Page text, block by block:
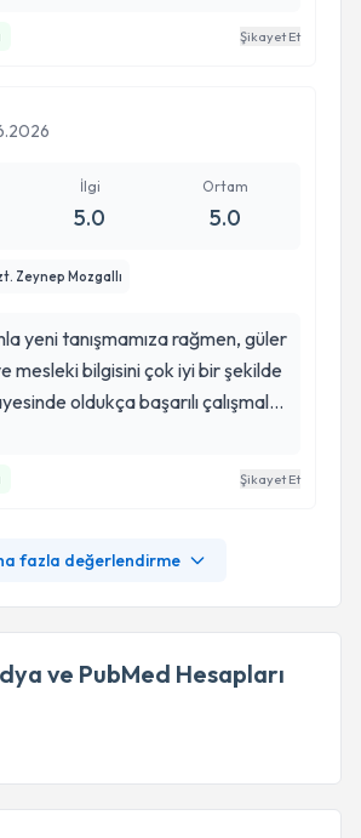
Şikayet Et
İlgi
5.0
Ortam
5.0
Zeynep Mozgallı
yeni tanışmamıza rağmen, güler
mesleki bilgisini çok iyi bir şekilde
oldukça başarılı çalışmalar
ciddi şekilde azalmalar
Şikayet Et
fazla değerlendirme
ve PubMed Hesapları